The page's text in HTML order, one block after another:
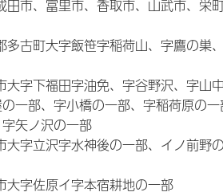
田市、富里市、香取市、山武市、栄
多古町大字飯笹字稲荷山、字鷹の巣
大字下福田字油免、字谷野沢、字山
一部、字小橋の一部、字稲荷原の
矢ノ沢の一部
大字立沢字水神後の一部、イノ前野
大字佐原イ字本宿耕地の一部